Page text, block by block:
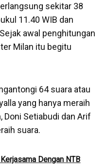
sekitar 38
11.40 WIB dan
awal penghitungan
Milan itu begitu
64 suara atau
yang hanya meraih
Doni Setiabudi dan Arif
suara.
Dengan NTB